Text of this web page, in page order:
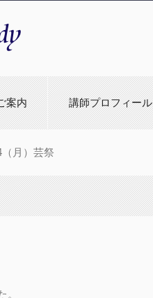
案内 講師プロフィール
月）芸祭
。